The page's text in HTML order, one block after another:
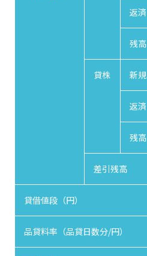
返済
残高
貸株 新規
返済
残高
差引残高
貸借値段（円）
品貸料率（品貸日数分/円）